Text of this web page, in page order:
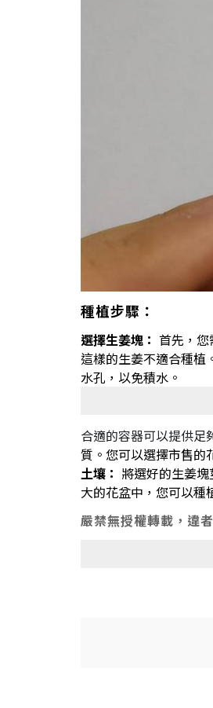
種植步驟：
選擇生姜塊： 首先，
這樣的生姜不適合種植
水孔，以免積水。
合適的容器可以提供足
質。您可以選擇市售的
土壤： 將選好的生姜
大的花盆中，您可以種
嚴禁無授權轉載，違